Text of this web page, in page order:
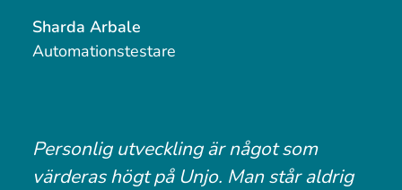
Sharda Arbale
Automationstestare
Personlig utveckling är något som
värderas högt på Unjo. Man står aldrig